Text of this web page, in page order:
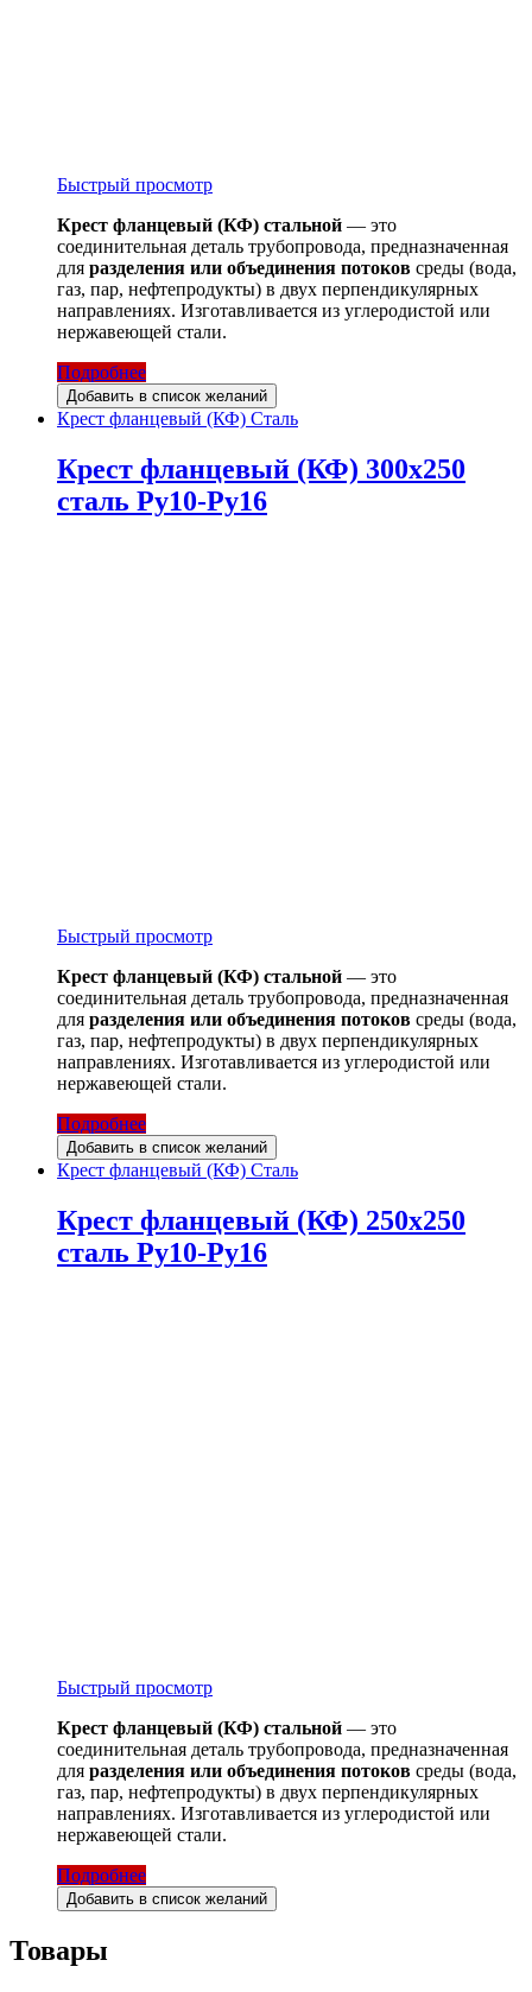
Быстрый просмотр
Крест фланцевый (КФ) стальной — это
соединительная деталь трубопровода, предназначенная
для разделения или объединения потоков среды (вода,
газ, пар, нефтепродукты) в двух перпендикулярных
направлениях. Изготавливается из углеродистой или
нержавеющей стали.
Подробнее
Добавить в список желаний
Крест фланцевый (КФ) Сталь
Крест фланцевый (КФ) 300х250
сталь Ру10-Ру16
Быстрый просмотр
Крест фланцевый (КФ) стальной — это
соединительная деталь трубопровода, предназначенная
для разделения или объединения потоков среды (вода,
газ, пар, нефтепродукты) в двух перпендикулярных
направлениях. Изготавливается из углеродистой или
нержавеющей стали.
Подробнее
Добавить в список желаний
Крест фланцевый (КФ) Сталь
Крест фланцевый (КФ) 250х250
сталь Ру10-Ру16
Быстрый просмотр
Крест фланцевый (КФ) стальной — это
соединительная деталь трубопровода, предназначенная
для разделения или объединения потоков среды (вода,
газ, пар, нефтепродукты) в двух перпендикулярных
направлениях. Изготавливается из углеродистой или
нержавеющей стали.
Подробнее
Добавить в список желаний
Товары